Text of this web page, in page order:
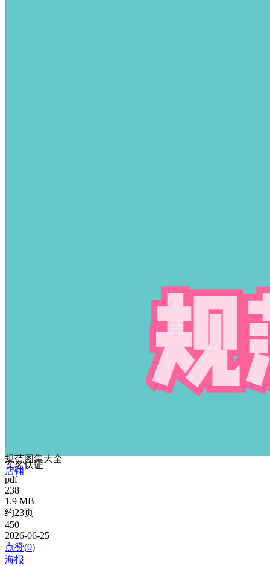
规范图集大全
实名认证
店铺
pdf
238
1.9 MB
约23页
450
2026-06-25
点赞(0)
海报